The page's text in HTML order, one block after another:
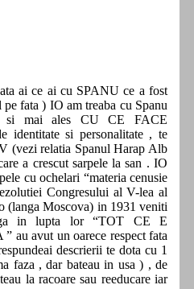
ai ce ai cu SPANU ce a fost
fata ) IO am treaba cu Spanu
si mai ales CU CE FACE
identitate si personalitate , te
(vezi relatia Spanul Harap Alb
a crescut sarpele la san . IO
cu ochelari “materia cenusie
Congresului al V-lea al
(langa Moscova) in 1931 veniti
in lupta lor “TOT CE E
au avut un oarece respect fata
descrierii te dota cu 1
faza , dar bateau in usa ) , de
la racoare sau reeducare iar